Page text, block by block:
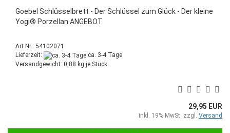
Goebel Schlüsselbrett - Der Schlüssel zum Glück - Der kleine
Yogi® Porzellan ANGEBOT
Art.Nr.: 54102071
Lieferzeit:
ca. 3-4 Tage
Versandgewicht: 0,88 kg je Stück
29,95 EUR
inkl. 19% MwSt. zzgl. Versand